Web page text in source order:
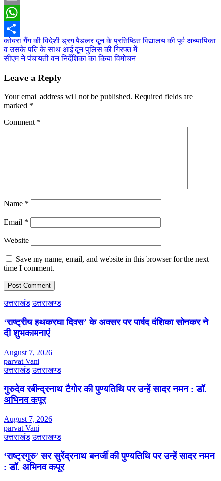
Email
WhatsApp
Share
Post
navigation
कोबरा गैंग की विदेशी ड्रग पैडलर दून के प्रतिष्ठित विद्यालय की पूर्व अध्यापिका
व उसके पति के साथ आई दून पुलिस की गिरफ्त में
सीएम ने पंचायती वन निर्देशिका का किया विमोचन
Leave a Reply
Your email address will not be published. Required fields are
marked *
Comment *
Name *
Email *
Website
Save my name, email, and website in this browser for the next
time I comment.
उत्तराखंड उत्तराखण्ड
‘राष्ट्रीय हथकरघा दिवस’ के अवसर पर पार्षद वंशिका सोनकर ने
दी शुभकामनाएं
August 7, 2026
parvat Vani
उत्तराखंड उत्तराखण्ड
गुरुदेव रबीन्द्रनाथ टैगोर की पुण्यतिथि पर उन्हें सादर नमन : डॉ.
अभिनव कपूर
August 7, 2026
parvat Vani
उत्तराखंड उत्तराखण्ड
‘राष्ट्रगुरु’ सर सुरेंद्रनाथ बनर्जी की पुण्यतिथि पर उन्हें सादर नमन
: डॉ. अभिनव कपूर